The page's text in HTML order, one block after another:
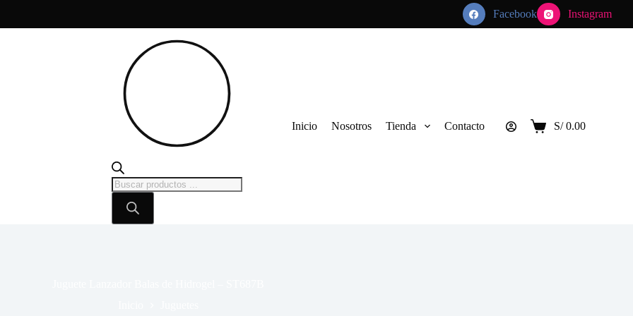
Facebook Instagram
Búsqueda
de
productos
Inicio Nosotros Tienda Contacto
CarroS/0.00